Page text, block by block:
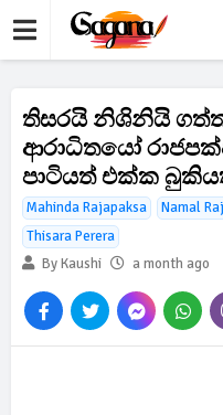
තිසරයි නිශිනියි ගත්ත
ආරාධිතයෝ
පාටියත් එක්ක
Mahinda Rajapaksa Namal
Thisara Perera
By Kaushi
a month ago